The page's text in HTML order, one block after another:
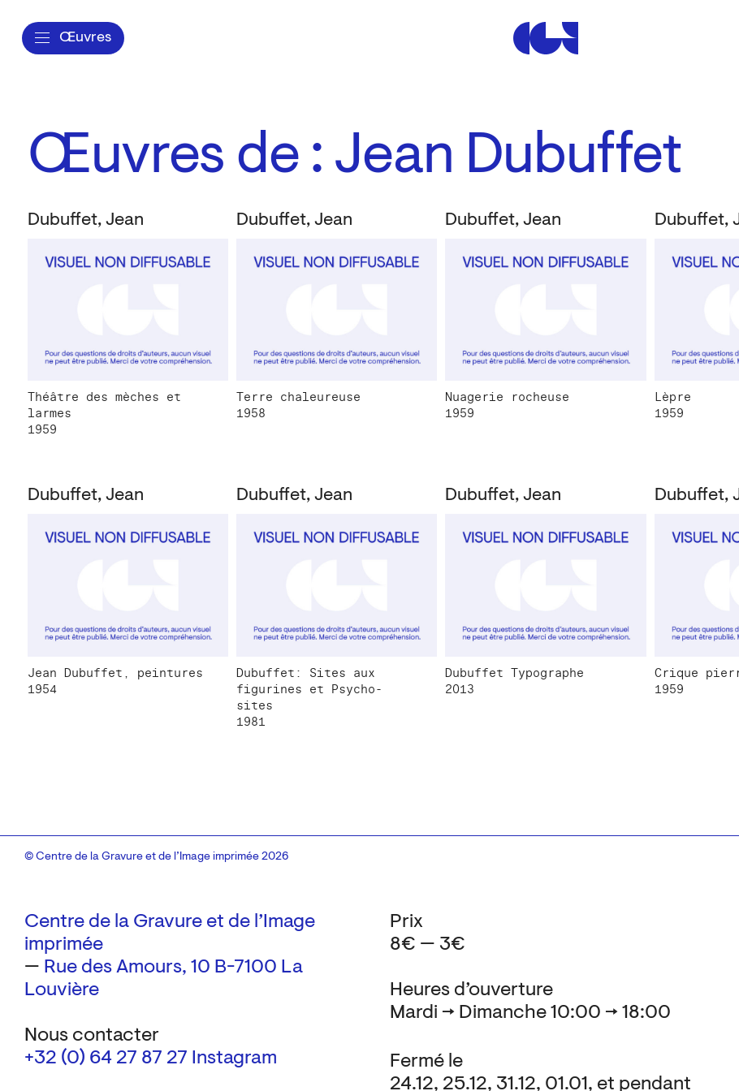
Œuvres Centre de la Gravure et de
Œuvres de : Jean Dubuffet
Dubuffet, Jean
Théâtre des mèches et
larmes
1959
Dubuffet, Jean
Terre chaleureuse
1958
Dubuffet, Jean
Nuagerie rocheuse
1959
Dubuffet,
Lèpre
1959
Dubuffet, Jean
Jean Dubuffet, peintures
1954
Dubuffet, Jean
Dubuffet: Sites aux
figurines et Psycho-
sites
1981
Dubuffet, Jean
Dubuffet Typographe
2013
Dubuffet,
Crique
1959
Centre de la Gravure et de l’Image
imprimée
— Rue des Amours, 10 B-7100 La
Louvière
Nous contacter
+32 (0) 64 27 87 27 Instagram
Heures d’ouverture
Mardi → Dimanche 10:00 → 18:00
Fermé le
24.12, 25.12, 31.12, 01.01, et pendant
Prix
8€ — 3€
© Centre de la Gravure et de l’Image imprimée 2026